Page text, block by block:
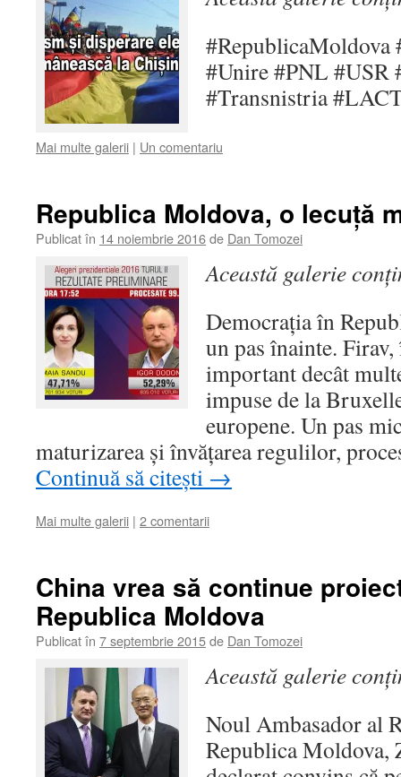
#RepublicaMoldova
#Unire #PNL #USR
#Transnistria
Mai multe galerii | Un comentariu
Republica Moldova, o lecuţă
Publicat în 14 noiembrie 2016de Dan Tomozei
Această galerie
Democraţia în
un pas înainte.
important decât
impuse de la
europene. Un pas
maturizarea şi învăţarea regulilor,
Continuă să citești →
Mai multe galerii | 2 comentarii
China vrea să continue
Republica Moldova
Publicat în 7 septembrie 2015de Dan Tomozei
Această galerie
Noul Ambasador al
Republica Moldova,